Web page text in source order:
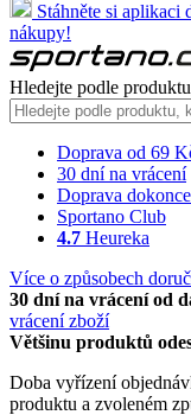
Stáhněte si aplikaci
nákupy!
Hledejte podle
Doprava od 69
30 dní na vrácení
Doprava
Sportano Club
4.7 Heureka
Více o způsobech
30 dní na vrácení od
vrácení zboží
Většinu produktů
Doba vyřízení
produktu a zvoleném